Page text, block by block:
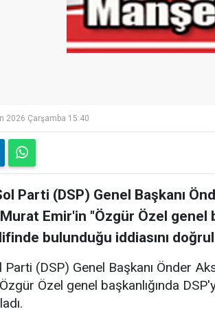
2026 Çarşamba 15:40
Parti (DSP) Genel Başkanı
Emir'in "Özgür Özel genel
bulunduğu iddiasını
(DSP) Genel Başkanı Önder
Özel genel başkanlığında